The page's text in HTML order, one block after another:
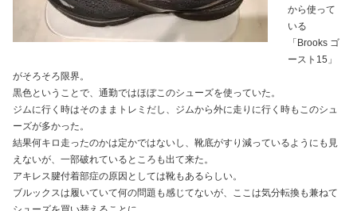
から使って
いる
「Brooks ゴ
ースト15」
がそろそろ限界。
黒色ということで、通勤ではほぼこのシューズを使っていた。
ジムに行く時はそのままトレミだし、ジムから外に走りに行く時もこのシュ
ーズが多かった。
結果何キロ走ったのかは定かではないし、靴底がすり減っているようにも見
えないが、一部破れているところも出て来た。
アキレス腱付着部症の原因としては靴もあるらしい。
ブルックスは履いていて何の問題も感じてないが、ここは気分転換も兼ねて